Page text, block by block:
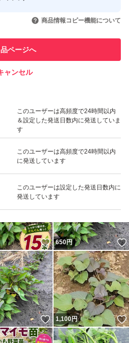
引を完了させた実績があります
での取引実績があります
このユーザーは高頻度で24時間以内
＆設定した発送日数内に発送していま
す
このユーザーは高頻度で24時間以内
に発送しています
このユーザーは設定した発送日数内に
発送しています
商品情報コピー機能について
ページへ
ャンセル
いいね！
1,400
いいね！
650円
いいね！
1,100円